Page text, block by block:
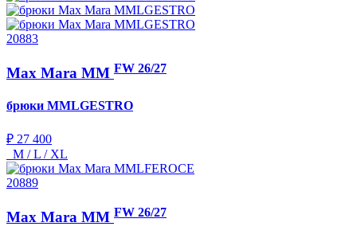
20883
Max Mara MM FW 26/27
брюки MMLGESTRO
₽ 27 400
M / L / XL
20889
Max Mara MM FW 26/27